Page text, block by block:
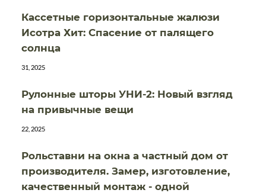
Кассетные горизонтальные жалюзи
Исотра Хит: Спасение от палящего
солнца
31, 2025
Рулонные шторы УНИ-2: Новый взгляд
на привычные вещи
22, 2025
Рольставни на окна а частный дом от
производителя. Замер, изготовление,
качественный монтаж - одной